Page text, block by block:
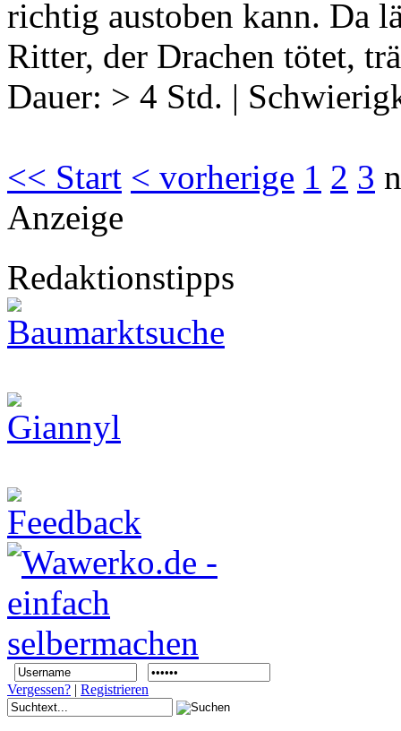
richtig austoben kann. Da
Ritter, der Drachen tötet,
Dauer: > 4 Std. |
<< Start < vorherige 1 2 3
Anzeige
Redaktionstipps
Vergessen? | Registrieren